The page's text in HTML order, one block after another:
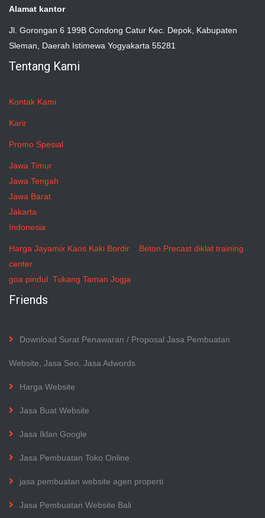
Alamat kantor
Jl. Gorongan 6 199B Condong Catur Kec. Depok, Kabupaten
Sleman, Daerah Istimewa Yogyakarta 55281
Tentang Kami
Kontak Kami
Karir
Promo Spesial
Jawa Timur
Jawa Tengah
Jawa Barat
Jakarta
Indonesia
Harga Jayamix Kaos Kaki Bordir – Beton Precast diklat training
center
goa pindul Tukang Taman Jogja
Friends
Download Surat Penawaran / Proposal Jasa Pembuatan
Website, Jasa Seo, Jasa Adwords
Harga Website
Jasa Buat Website
Jasa Iklan Google
Jasa Pembuatan Toko Online
jasa pembuatan website agen properti
Jasa Pembuatan Website Bali